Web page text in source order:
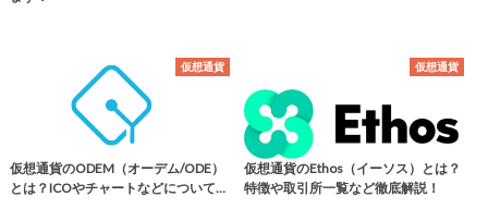
仮想通貨
仮想通貨のODEM（オーデム/ODE）
とは？ICOやチャートなどについて…
仮想通貨
仮想通貨のEthos（イーソス）とは？
特徴や取引所一覧など徹底解説！